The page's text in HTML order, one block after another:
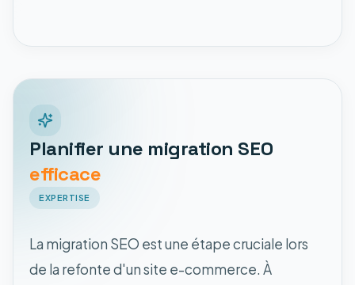
Planifier une migration SEO
efficace
EXPERTISE
La migration SEO est une étape cruciale lors
de la refonte d'un site e-commerce. À